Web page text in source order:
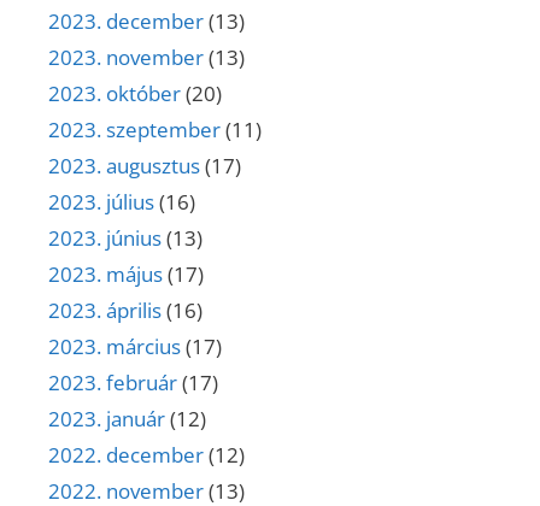
2023. december(13)
2023. november(13)
2023. október(20)
2023. szeptember(11)
2023. augusztus(17)
2023. július(16)
2023. június(13)
2023. május(17)
2023. április(16)
2023. március(17)
2023. február(17)
2023. január(12)
2022. december(12)
2022. november(13)